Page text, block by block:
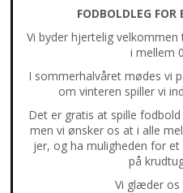
FODBOLDLEG
Vi byder hjertelig
i mellem
I sommerhalvåret mødes vi
om vinteren spiller vi
Det er gratis at spille
men vi ønsker os at i alle
jer, og ha muligheden for
på
Vi glæder os